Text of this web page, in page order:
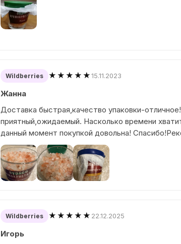
Wildberries ★★★★★15.11.2023
Жанна
Доставка быстрая,качество упаковки-
приятный,ожидаемый. Насколько времени
данный момент покупкой довольна!
Wildberries ★★★★★ 22.12.2025
Игорь